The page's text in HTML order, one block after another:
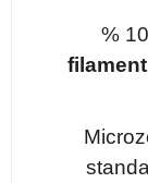
%
filament